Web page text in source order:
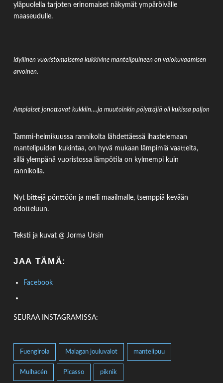
yläpuolella tarjoten erinomaiset näkymät ympäröivälle
maaseudulle.
Idyllinen vuoristomaisema kukkivine mantelipuineen on valokuvaamisen
arvoinen.
Ampiaiset jonottavat kukkiin….ja muutoinkin pölyttäjiä oli kukissa paljon
Tammi-helmikuussa rannikolta lähdettäessä ihastelemaan
mantelipuiden kukintaa, on hyvä mukaan lämpimiä vaatteita,
sillä ylempänä vuoristossa lämpötila on kylmempi kuin
rannikolla.
Nyt bittejä pönttöön ja meili maailmalle, tsemppiä kevään
odotteluun.
Teksti ja kuvat @ Jorma Ursin
JAA TÄMÄ:
Facebook
SEURAA INSTAGRAMISSA:
Fuengirola Malagan jouluvalot mantelipuu
Mulhacén Picasso piknik